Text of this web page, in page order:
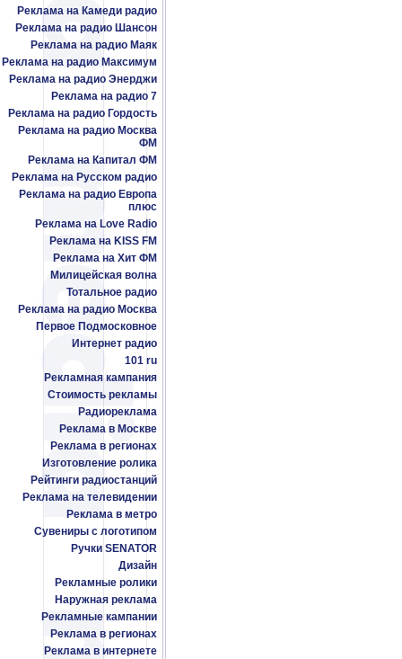
Реклама на Камеди радио
Реклама на радио Шансон
Реклама на радио Маяк
Реклама на радио Максимум
Реклама на радио Энерджи
Реклама на радио 7
Реклама на радио Гордость
Реклама на радио Москва
ФМ
Реклама на Капитал ФМ
Реклама на Русском радио
Реклама на радио Европа
плюс
Реклама на Love Radio
Реклама на KISS FM
Реклама на Хит ФМ
Милицейская волна
Тотальное радио
Реклама на радио Москва
Первое Подмосковное
Интернет радио
101 ru
Рекламная кампания
Стоимость рекламы
Радиореклама
Реклама в Москве
Реклама в регионах
Изготовление ролика
Рейтинги радиостанций
Реклама на телевидении
Реклама в метро
Сувениры с логотипом
Ручки SENATOR
Дизайн
Рекламные ролики
Наружная реклама
Рекламные кампании
Реклама в регионах
Реклама в интернете